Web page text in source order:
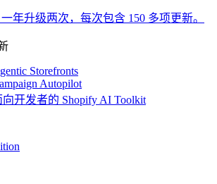
一年升级两次，每次包含 150 多项更新。
Storefronts
Autopilot
向开发者的 Shopify AI Toolkit